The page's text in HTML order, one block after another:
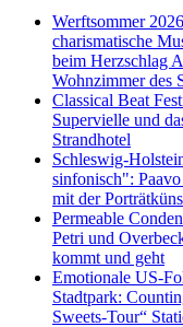
Werftsommer
charismatische
beim Herzschlag
Wohnzimmer des
Classical Beat
Supervielle und
Strandhotel
Schleswig-
sinfonisch":
mit der
Permeable
Petri und
kommt und geht
Emotionale US-
Stadtpark:
Sweets-Tour“